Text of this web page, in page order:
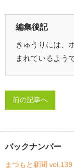
編集後記
きゅうりには、
まれているよう
前の記事へ
バックナンバー
まつもと新聞 vol.139